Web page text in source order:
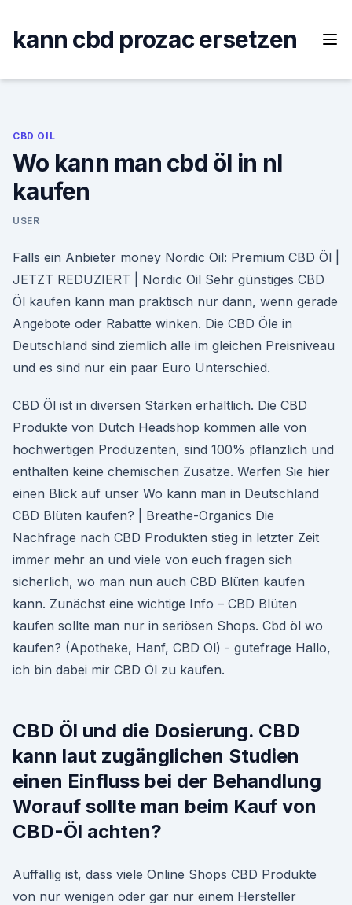
content
kann cbd prozac ersetzen
CBD OIL
Wo kann man cbd öl in nl
kaufen
USER
Falls ein Anbieter money Nordic Oil: Premium CBD Öl |
JETZT REDUZIERT | Nordic Oil Sehr günstiges CBD
Öl kaufen kann man praktisch nur dann, wenn gerade
Angebote oder Rabatte winken. Die CBD Öle in
Deutschland sind ziemlich alle im gleichen Preisniveau
und es sind nur ein paar Euro Unterschied.
CBD Öl ist in diversen Stärken erhältlich. Die CBD
Produkte von Dutch Headshop kommen alle von
hochwertigen Produzenten, sind 100% pflanzlich und
enthalten keine chemischen Zusätze. Werfen Sie hier
einen Blick auf unser Wo kann man in Deutschland
CBD Blüten kaufen? | Breathe-Organics Die
Nachfrage nach CBD Produkten stieg in letzter Zeit
immer mehr an und viele von euch fragen sich
sicherlich, wo man nun auch CBD Blüten kaufen
kann. Zunächst eine wichtige Info – CBD Blüten
kaufen sollte man nur in seriösen Shops. Cbd öl wo
kaufen? (Apotheke, Hanf, CBD Öl) - gutefrage Hallo,
ich bin dabei mir CBD Öl zu kaufen.
CBD Öl und die Dosierung. CBD
kann laut zugänglichen Studien
einen Einfluss bei der Behandlung
Worauf sollte man beim Kauf von
CBD-Öl achten?
Auffällig ist, dass viele Online Shops CBD Produkte
von nur wenigen oder gar nur einem Hersteller